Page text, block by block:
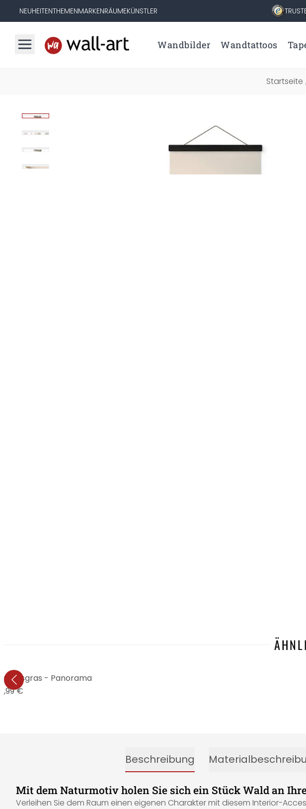
NEUHEITENTHEMENMARKENRÄUMEKÜNSTLER
Wandbilder Wandtattoos
Startseite
- Panorama
€
Beschreibung
Mit dem Naturmotiv holen Sie sich ein Stück Wald an
Verleihen Sie dem Raum einen eigenen Charakter mit diesem Interior-